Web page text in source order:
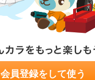
コルトラリーアートバージ
Yasudaiさん
GOODYEAR
会員登録をして使う